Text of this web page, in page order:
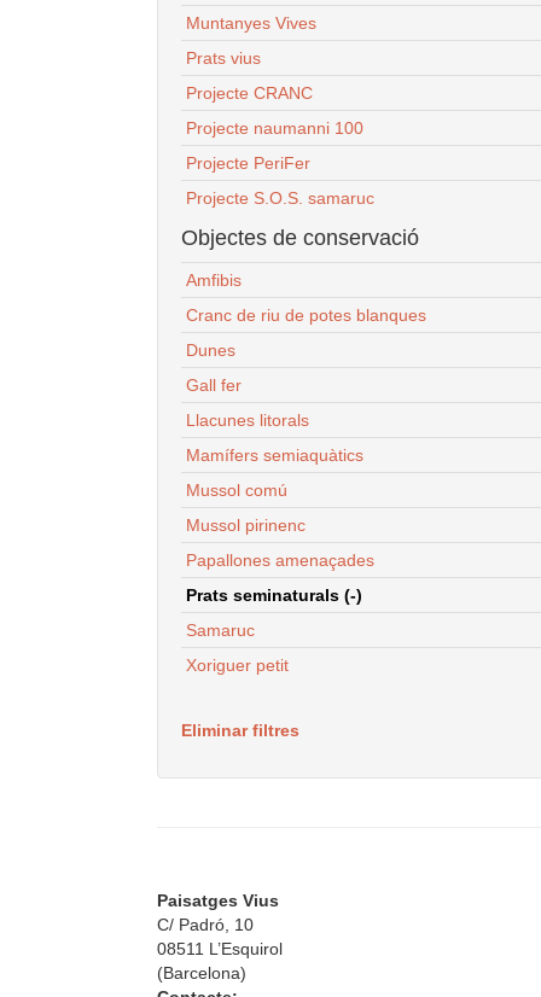
Muntanyes Vives
Prats vius
Projecte CRANC
Projecte naumanni 100
Projecte PeriFer
Projecte S.O.S. samaruc
Objectes de conservació
Amfibis
Cranc de riu de potes blanques
Dunes
Gall fer
Llacunes litorals
Mamífers semiaquàtics
Mussol comú
Mussol pirinenc
Papallones amenaçades
Prats seminaturals (-)
Samaruc
Xoriguer petit
Eliminar filtres
Paisatges Vius
C/ Padró, 10
08511 L’Esquirol
(Barcelona)